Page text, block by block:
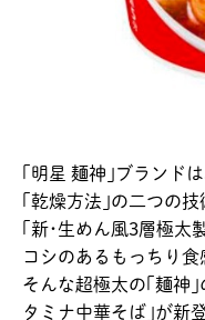
｢明星 麺神｣ブランド
｢乾燥方法｣の二つの
｢新･生めん風3層極太
コシのあるもっちり食
そんな超極太の｢麺神
タミナ中華そば｣が新